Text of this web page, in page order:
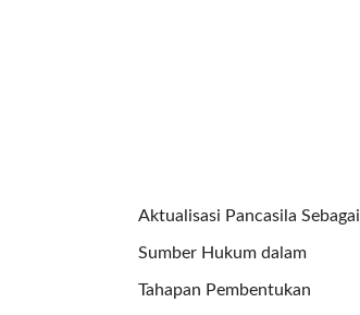
Aktualisasi Pancasila Sebagai
Sumber Hukum dalam
Tahapan Pembentukan